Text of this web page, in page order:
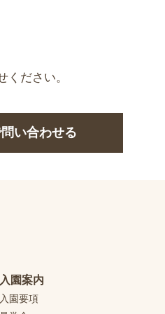
ください。
い合わせる
入園案内
入園要項